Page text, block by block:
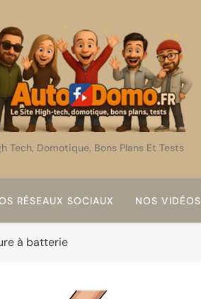
Tech, Domotique, Bons Plans Et Tests
RÉSEAUX SOCIAUX NOS VIDÉOS
à batterie